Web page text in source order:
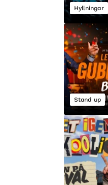
Hyllningar
Stand up